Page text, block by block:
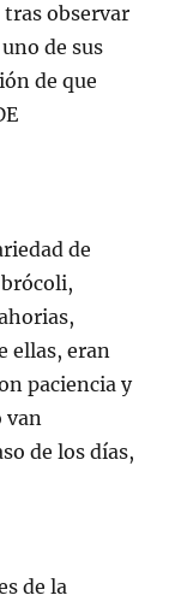
observar
de sus
de que
de
ellas, eran
paciencia y
van
de los días,
de la